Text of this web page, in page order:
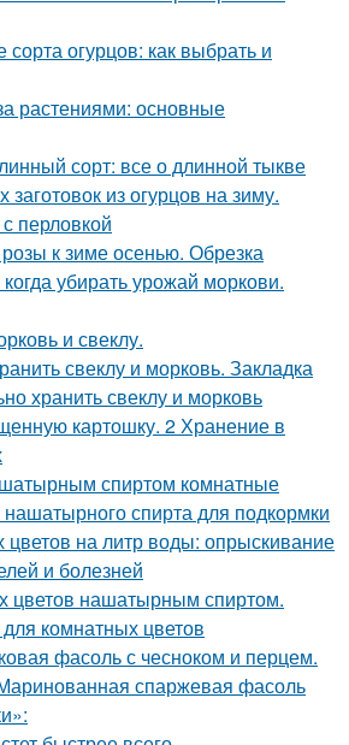
огурцов: как выбрать и
растениями: основные
сорт: все о длинной тыкве
заготовок из огурцов на зиму.
перловкой
розы к зиме осенью. Обрезка
убирать урожай моркови.
и свеклу.
свеклу и морковь. Закладка
хранить свеклу и морковь
картошку. 2 Хранение в
спиртом комнатные
спирта для подкормки
цветов на литр воды: опрыскивание
и болезней
цветов нашатырным спиртом.
комнатных цветов
фасоль с чесноком и перцем.
спаржевая фасоль